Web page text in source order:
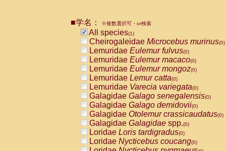
CebidaeCebus nigrivittatus
CebidaeCebus
CebidaeSaimiri boliviensis(0)
CebidaeSaimiri sciureus(0)
AtelidaeAlouatta caraya(0)
AtelidaeAlouatta fusca(0)
AtelidaeAlouatta seniculus
AtelidaeAlouattaspp.(0)
AtelidaeAteles belzebuth(0)
AtelidaeAteles geoffroyi(0)
AtelidaeAteles paniscus(0)
AtelidaeAtelesspp.(0)
Atelidae Lagothrix lagothricha
AtelidaeLagothrix lagothricha cana
PitheciidaeCacajao calvus
■学名： ※複数選択可・or検索
All species(1)
Cheirogaleidae Microcebus murinus(0)
Lemuridae Eulemur fulvus(0)
Lemuridae Eulemur macaco(0)
Lemuridae Eulemur mongoz(0)
Lemuridae Lemur catta(0)
Lemuridae Varecia variegata(0)
Galagidae Galago senegalensis(0)
Galagidae Galago demidovii(0)
Galagidae Otolemur crassicaudatus(0)
Galagidae Galagidae spp.(0)
Loridae Loris tardigradus(0)
Loridae Nycticebus coucang(0)